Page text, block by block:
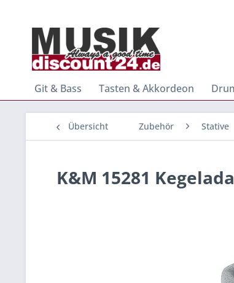
Git & Bass Tasten & Akkordeon
Übersicht Zubehör Stative
K&M 15281